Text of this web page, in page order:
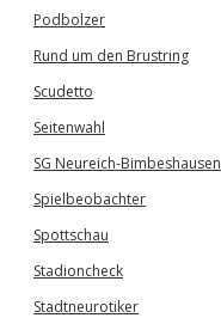
Podbolzer
Rund um den Brustring
Scudetto
Seitenwahl
SG Neureich-Bimbeshausen
Spielbeobachter
Spottschau
Stadioncheck
Stadtneurotiker